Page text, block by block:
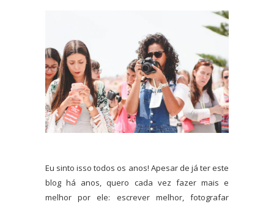
Eu sinto isso todos os anos! Apesar de já ter este
blog há anos, quero cada vez fazer mais e
melhor por ele: escrever melhor, fotografar